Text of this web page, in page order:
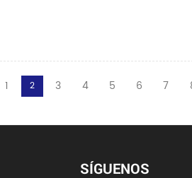
1 2 3 4 5 6 7
SÍGUENOS